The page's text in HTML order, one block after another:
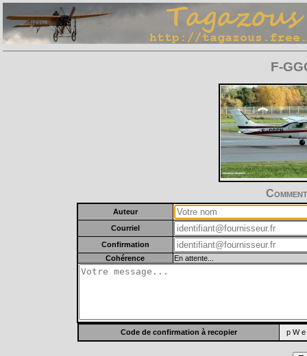
F-
Auteur
Courriel
Confirmation
Cohérence
En attente...
Code de confirmation à recopier p W